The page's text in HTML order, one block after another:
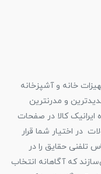
خانه و آشپزخانه
و مدرنترین
کالا در صفحات
در اختیار شما قرار
تلفنی حقایق را در
که آگاهانه انتخاب